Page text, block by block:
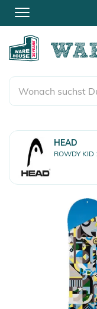
HEAD
ROWDY KID